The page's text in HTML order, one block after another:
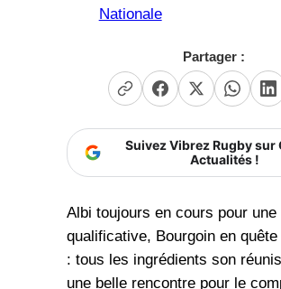
Nationale
Partager :
Suivez Vibrez Rugby sur
Actualités !
Albi toujours en cours pour une
qualificative, Bourgoin en
: tous les ingrédients son
une belle rencontre pour le